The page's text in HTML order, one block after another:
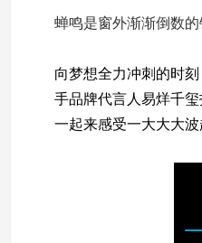
蝉鸣是窗外渐渐倒数
向梦想全力冲刺的时
手品牌代言人易烊千
一起来感受一大大大